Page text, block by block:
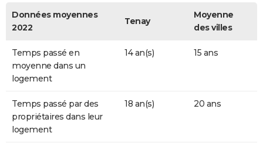
Données moyennes
2022
Tenay
Moyenne
des villes
Temps passé en
moyenne dans un
logement
14 an(s) 15 ans
Temps passé par des
propriétaires dans leur
logement
18 an(s) 20 ans